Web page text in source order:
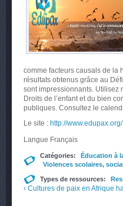
comme facteurs causals de la
résultats obtenus grâce au
sont impressionnants. Utilisez
Droits de l’enfant et du bien
publiques. Consultez le
Le site : http://www.edupax.org/
Langue Français
Catégories: Éducation à
Violences scolaires,
Types de ressources:
‹ Cultures de paix en Afrique